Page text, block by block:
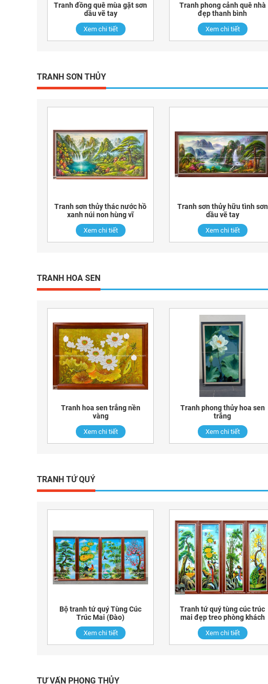
Tranh đồng quê mùa gặt sơn
dầu vẽ tay
Xem chi tiết
Tranh phong cảnh quê nhà
đẹp thanh bình
Xem chi tiết
TRANH SƠN THỦY
Tranh sơn thủy thác nước hồ
xanh núi non hùng vĩ
Xem chi tiết
Tranh sơn thủy hữu tình sơn
dầu vẽ tay
Xem chi tiết
TRANH HOA SEN
Tranh hoa sen trắng nền
vàng
Xem chi tiết
Tranh phong thủy hoa sen
trắng
Xem chi tiết
TRANH TỨ QUÝ
Bộ tranh tứ quý Tùng Cúc
Trúc Mai (Đào)
Xem chi tiết
Tranh tứ quý tùng cúc trúc
mai đẹp treo phòng khách
Xem chi tiết
TƯ VẤN PHONG THỦY